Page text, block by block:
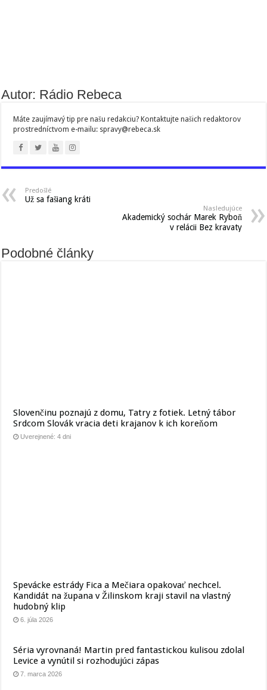
Autor: Rádio Rebeca
Máte zaujímavý tip pre našu redakciu? Kontaktujte našich redaktorov
prostredníctvom e-mailu: spravy@rebeca.sk
Predošlé
Už sa fašiang kráti
Nasledujúce
Akademický sochár Marek Ryboň
v relácii Bez kravaty
Podobné články
Slovenčinu poznajú z domu, Tatry z fotiek. Letný tábor
Srdcom Slovák vracia deti krajanov k ich koreňom
Uverejnené: 4 dni
Spevácke estrády Fica a Mečiara opakovať nechcel.
Kandidát na župana v Žilinskom kraji stavil na vlastný
hudobný klip
6. júla 2026
Séria vyrovnaná! Martin pred fantastickou kulisou zdolal
Levice a vynútil si rozhodujúci zápas
7. marca 2026